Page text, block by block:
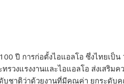
ปี การก่อตั้งไอแอลโอ ซึ่งไทยเป็
วงแรงงานและไอแอลโอ ส่งเสริม
บชาติว่าด้วยงานที่มีคุณค่า ยกระดับ